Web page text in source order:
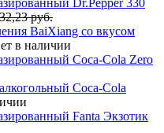
руб.
BaiXiang со вкусом
в наличии
Coca-Cola Zero
Coca-Cola
Fanta Экзотик